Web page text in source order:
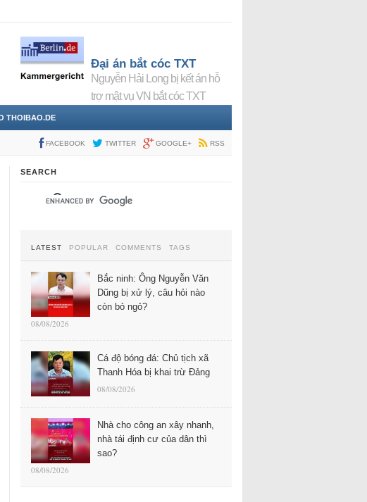
Đại án bắt cóc TXT
Nguyễn Hải Long bị kết án hỗ
trợ mật vụ VN bắt cóc TXT
THOIBAO.DE
FACEBOOK TWITTER GOOGLE+ RSS
SEARCH
LATEST POPULAR COMMENTS TAGS
Bắc ninh: Ông Nguyễn Văn
Dũng bị xử lý, câu hỏi nào
còn bỏ ngỏ?
08/08/2026
Cá độ bóng đá: Chủ tịch xã
Thanh Hóa bị khai trừ Đảng
08/08/2026
Nhà cho công an xây nhanh,
nhà tái định cư của dân thì
sao?
08/08/2026